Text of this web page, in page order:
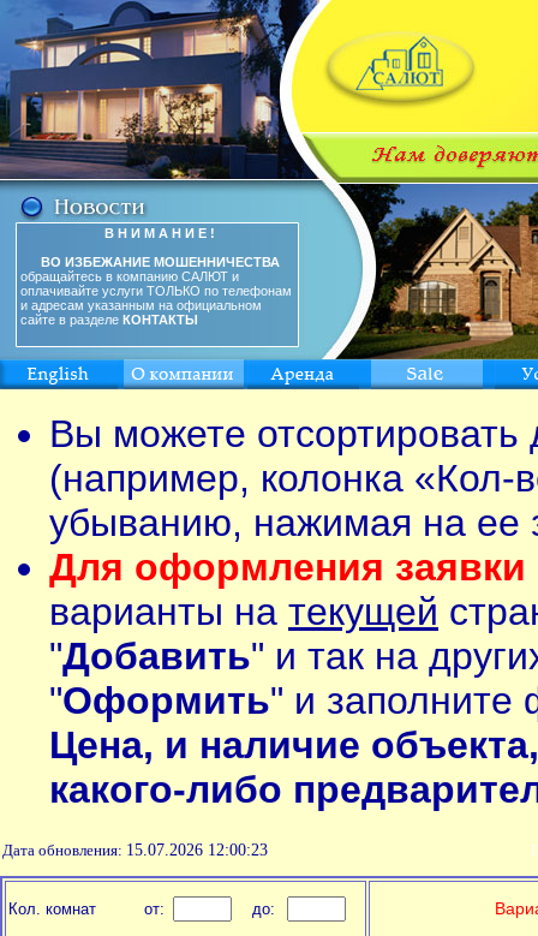
В Н И М А Н И Е !
ВО ИЗБЕЖАНИЕ МОШЕННИЧЕСТВА
обращайтесь в компанию САЛЮТ и
оплачивайте услуги ТОЛЬКО по телефонам
и адресам указанным на официальном
сайте в разделе КОНТАКТЫ
Вы можете
(например, колонка «Кол-
убыванию, нажимая на ее
Для оформления заявки
варианты на текущей
"Добавить" и так на
"Оформить" и заполните
Цена, и наличие
какого-либо
Дата обновления: 15.07.2026 12:00:23
Кол. комнат от: до: